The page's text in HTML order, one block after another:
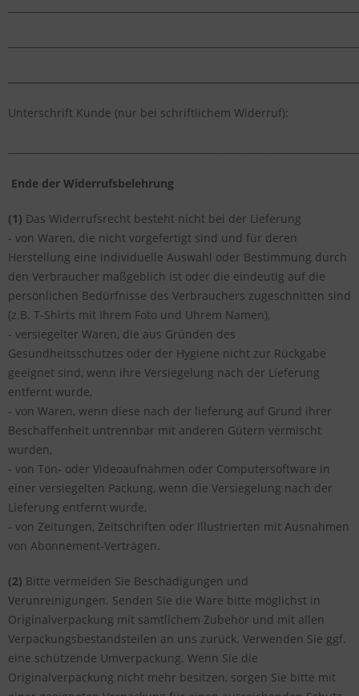
Unterschrift Kunde (nur bei schriftlichem Widerruf):
Ende der Widerrufsbelehrung
(1) Das Widerrufsrecht besteht nicht bei der Lieferung
- von Waren, die nicht vorgefertigt sind und für deren
Herstellung eine individuelle Auswahl oder Bestimmung durch
den Verbraucher maßgeblich ist oder die eindeutig auf die
persönlichen Bedürfnisse des Verbrauchers zugeschnitten sind
(z.B. T-Shirts mit Ihrem Foto und Uhrem Namen),
- versiegelter Waren, die aus Gründen des
Gesundheitsschutzes oder der Hygiene nicht zur Rückgabe
geeignet sind, wenn ihre Versiegelung nach der Lieferung
entfernt wurde,
- von Waren, wenn diese nach der lieferung auf Grund ihrer
Beschaffenheit untrennbar mit anderen Gütern vermischt
wurden,
- von Ton- oder Videoaufnahmen oder Computersoftware in
einer versiegelten Packung, wenn die Versiegelung nach der
Lieferung entfernt wurde,
- von Zeitungen, Zeitschriften oder Illustrierten mit Ausnahmen
von Abonnement-Verträgen.
(2) Bitte vermeiden Sie Beschädigungen und
Verunreinigungen. Senden Sie die Ware bitte möglichst in
Originalverpackung mit sämtlichem Zubehör und mit allen
Verpackungsbestandsteilen an uns zurück. Verwenden Sie ggf.
eine schützende Umverpackung. Wenn Sie die
Originalverpackung nicht mehr besitzen, sorgen Sie bitte mit